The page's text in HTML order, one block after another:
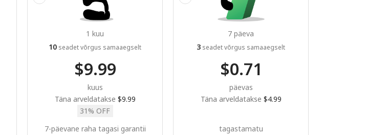
1 kuu
10 seadet võrgus samaaegselt
$9.99
kuus
Täna arveldatakse $9.99
31% OFF
7-päevane raha tagasi garantii
7 päeva
3 seadet võrgus samaaegselt
$0.71
päevas
Täna arveldatakse $4.99
tagastamatu